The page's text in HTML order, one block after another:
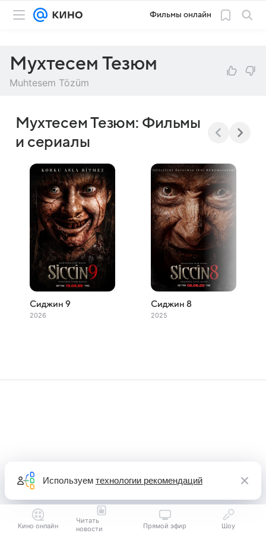
Фильмы онлайн
Мухтесем Тезюм
Muhtesem Tözüm
Мухтесем Тезюм: Фильмы
и сериалы
Сиджин 9
2026
Сиджин 8
2025
Кино онлайн
Читать
новости
Прямой эфир Шоу
Используем технологии рекомендаций